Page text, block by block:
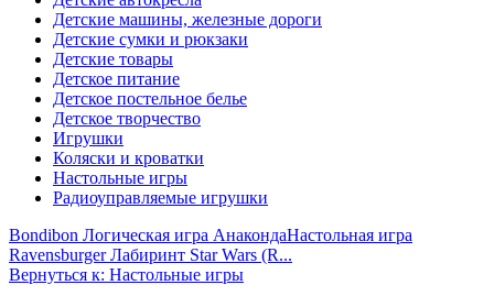
Детские машины, железные дороги
Детские сумки и рюкзаки
Детские товары
Детское питание
Детское постельное белье
Детское творчество
Игрушки
Коляски и кроватки
Настольные игры
Радиоуправляемые игрушки
Bondibon Логическая игра АнакондаНастольная игра
Ravensburger Лабиринт Star Wars (R...
Вернуться к: Настольные игры